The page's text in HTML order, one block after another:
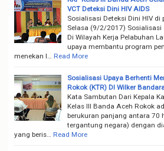
VCT Deteksi Dini HIV AIDS
Sosialisasi Deteksi Dini HIV di
Selasa (9/2/2017) Sosialisasi
Di Wilayah Kerja Pelabuhan
upaya membantu program
menekan l…
Read More
Sosialisasi Upaya Berhenti
Rokok (KTR) DI Wilker
Kata Sambutan Dari Kepala
Kelas III Banda Aceh Rokok
berukuran panjang antara 70
tergantung negara) dengan
yang beris…
Read More